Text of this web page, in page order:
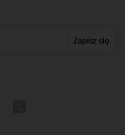
Zapisz się